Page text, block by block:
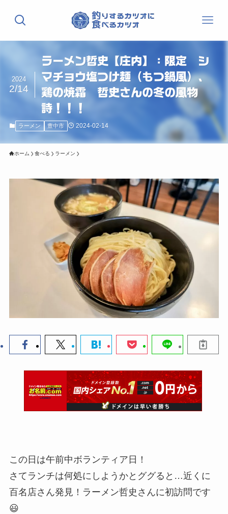
ラーメン哲史【庄内】：限定 シ
マチョウ塩つけ麺（もつ鍋風）、
鶏の焼霜 哲史さんの冬の風物
詩！！！
2024
2/14
ラーメン 豊中市 2024-02-14
ホーム 食べる ラーメン
この日は午前中ボランティア日！
さてランチは何処にしようかとググると…近くに
百名店さん発見！ラーメン哲史さんに初訪問です
😃